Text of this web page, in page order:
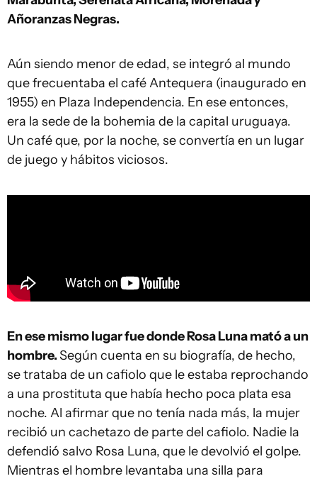
Añoranzas Negras.
Aún siendo menor de edad, se integró al mundo
que frecuentaba el café Antequera (inaugurado en
1955) en Plaza Independencia. En ese entonces,
era la sede de la bohemia de la capital uruguaya.
Un café que, por la noche, se convertía en un lugar
de juego y hábitos viciosos.
En ese mismo lugar fue donde Rosa Luna mató a un
hombre.Según cuenta en su biografía, de hecho,
se trataba de un cafiolo que le estaba reprochando
a una prostituta que había hecho poca plata esa
noche. Al afirmar que no tenía nada más, la mujer
recibió un cachetazo de parte del cafiolo. Nadie la
defendió salvo Rosa Luna, que le devolvió el golpe.
Mientras el hombre levantaba una silla para